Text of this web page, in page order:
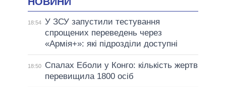
18:54 У ЗСУ запустили тестування
спрощених переведень через
«Армія+»: які підрозділи доступні
18:50
Спалах Еболи у Конго: кількість жертв
перевищила 1800 осіб